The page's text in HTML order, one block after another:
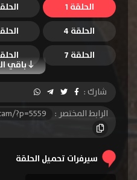
الحلقة 1
الحلقة 4
باقي
الحلقة 7
الحلقة
شارك :
الرابط المختصر :
?p=5559
سيرفرات تحميل الحلقة